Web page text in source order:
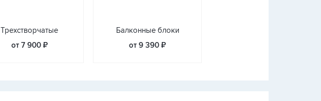
Трехстворчатые
от 7 900 ₽
Балконные блоки
от 9 390 ₽